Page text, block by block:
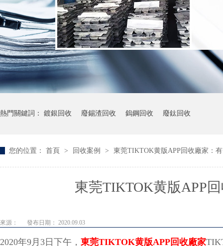
熱門關鍵詞： 鍍銀回收 廢錫渣回收 鎢鋼回收 廢鈦回收
您的位置： 首頁 > 回收案例 > 東莞TIKTOK黄版APP回收廠家：
東莞TIKTOK黄版APP回
來源： 發布日期： 2020.09.03
2020年9月3日下午， 東莞TIKTOK黄版APP回收廠家